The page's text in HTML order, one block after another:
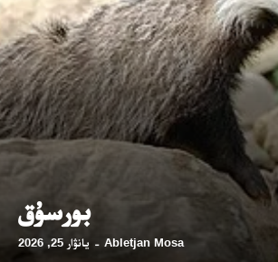
بورسۇق
Abletjan Mosa
- يانۋار 25, 2026